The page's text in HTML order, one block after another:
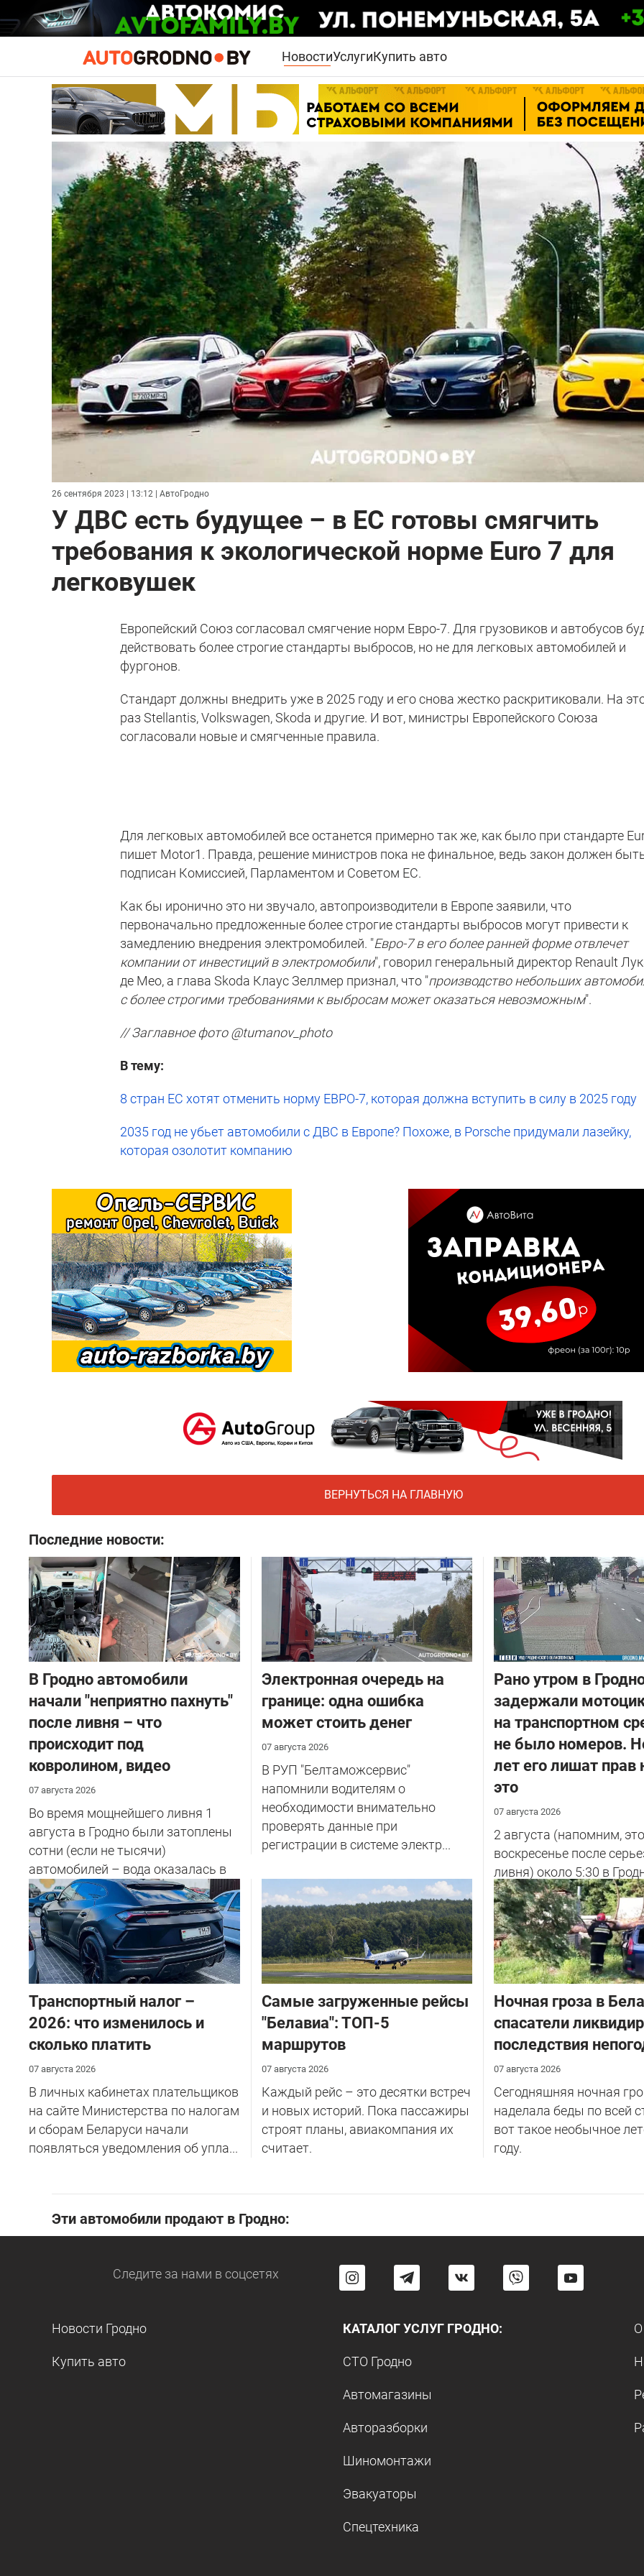
НовостиУслугиКупить авто
26 сентября 2023 | 13:12 | АвтоГродно
У ДВС есть будущее – в ЕС готовы смягчить
требования к экологической норме Euro 7 для
легковушек
Европейский Союз согласовал смягчение норм Евро-7. Для грузовиков и автобусов
действовать более строгие стандарты выбросов, но не для легковых автомобилей и
фургонов.
Стандарт должны внедрить уже в 2025 году и его снова жестко раскритиковали. На
раз Stellantis, Volkswagen, Skoda и другие. И вот, министры Европейского Союза
согласовали новые и смягченные правила.
Для легковых автомобилей все останется примерно так же, как было при стандарте
пишет Motor1. Правда, решение министров пока не финальное, ведь закон должен
подписан Комиссией, Парламентом и Советом ЕС.
Как бы иронично это ни звучало, автопроизводители в Европе заявили, что
первоначально предложенные более строгие стандарты выбросов могут привести к
замедлению внедрения электромобилей. "Евро-7 в его более ранней форме отвлечет
компании от инвестиций в электромобили", говорил генеральный директор Renault
де Мео, а глава Skoda Клаус Зеллмер признал, что "производство небольших
с более строгими требованиями к выбросам может оказаться невозможным".
// Заглавное фото @tumanov_photo
В тему:
8 стран ЕС хотят отменить норму ЕВРО-7, которая должна вступить в силу в 2025 году
2035 год не убьет автомобили с ДВС в Европе? Похоже, в Porsche придумали лазейку,
которая озолотит компанию
ВЕРНУТЬСЯ НА ГЛАВНУЮ
Последние новости:
В Гродно автомобили
начали "неприятно пахнуть"
после ливня – что
происходит под
ковролином, видео
07 августа 2026
Во время мощнейшего ливня 1
августа в Гродно были затоплены
сотни (если не тысячи)
автомобилей – вода оказалась в
салоне...
Электронная очередь на
границе: одна ошибка
может стоить денег
07 августа 2026
В РУП "Белтаможсервис"
напомнили водителям о
необходимости внимательно
проверять данные при
регистрации в системе электр...
Рано утром в
задержали
на транспортном
не было номеров.
лет его лишат прав
это
07 августа 2026
2 августа (напомним,
воскресенье после
ливня) около 5:30 в
улице Советских
у...
Транспортный налог –
2026: что изменилось и
сколько платить
07 августа 2026
В личных кабинетах плательщиков
на сайте Министерства по налогам
и сборам Беларуси начали
появляться уведомления об упла...
Самые загруженные рейсы
"Белавиа": ТОП-5
маршрутов
07 августа 2026
Каждый рейс – это десятки встреч
и новых историй. Пока пассажиры
строят планы, авиакомпания их
считает.
Ночная гроза в
спасатели
последствия
07 августа 2026
Сегодняшняя ночная
наделала беды по всей
вот такое необычное
году.
Эти автомобили продают в Гродно:
Следите за нами в соцсетях
Новости Гродно
Купить авто
КАТАЛОГ УСЛУГ ГРОДНО:
СТО Гродно
Автомагазины
Авторазборки
Шиномонтажи
Эвакуаторы
Спецтехника